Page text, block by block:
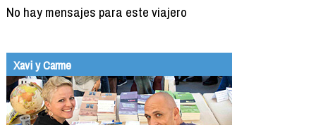
No hay mensajes para este viajero
Xavi y Carme